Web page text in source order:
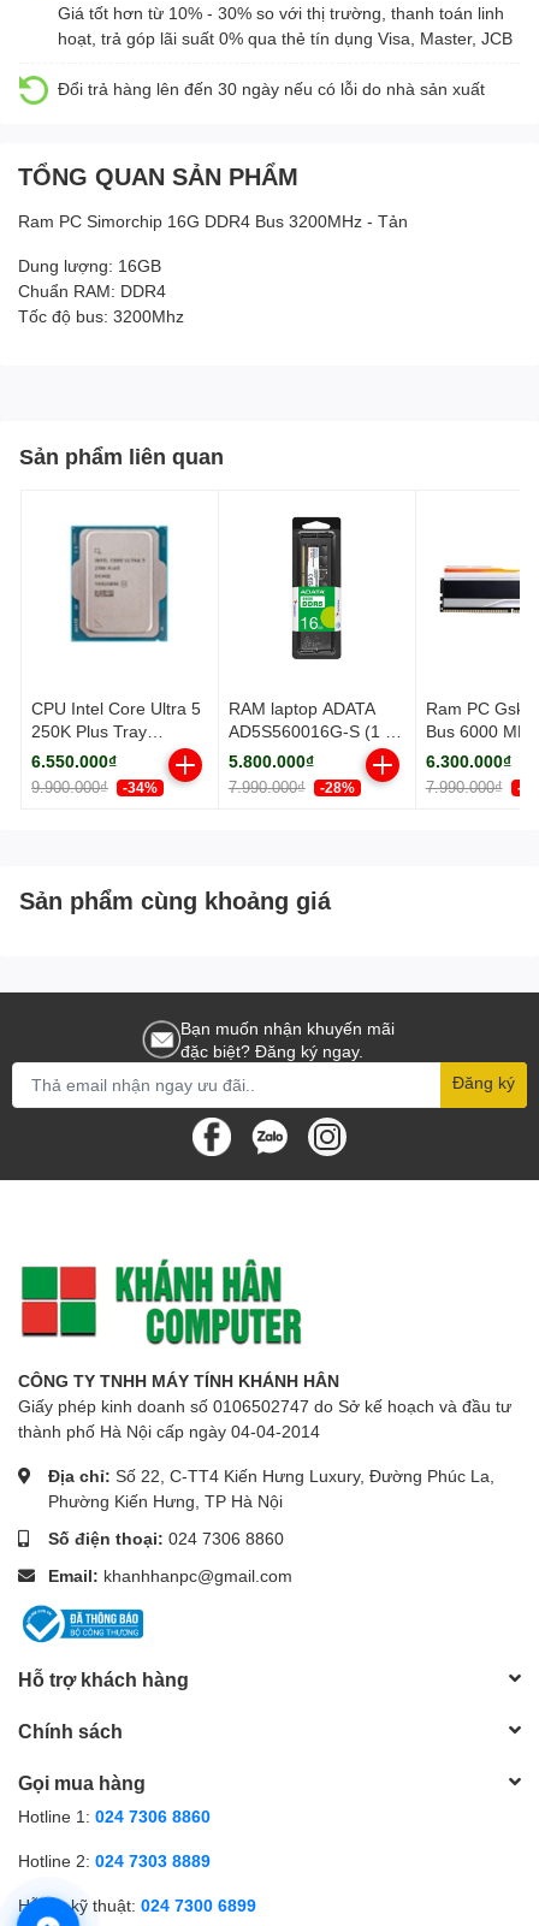
Giá tốt hơn từ 10% - 30% so với thị trường, thanh toán linh
hoạt, trả góp lãi suất 0% qua thẻ tín dụng Visa, Master, JCB
Đổi trả hàng lên đến 30 ngày nếu có lỗi do nhà sản xuất
TỔNG QUAN SẢN PHẨM
Ram PC Simorchip 16G DDR4 Bus 3200MHz - Tản
Dung lượng: 16GB
Chuẩn RAM: DDR4
Tốc độ bus: 3200Mhz
Sản phẩm liên quan
CPU Intel Core Ultra 5
250K Plus Tray
(Socket 1851/ Base
3.3Ghz/ Turbo
5.3GHz/ 18 Cores/ 18
6.550.000₫
9.900.000₫ -34%
RAM laptop ADATA
AD5S560016G-S (1 x
16GB) DDR5
5600MHz
5.800.000₫
7.990.000₫ -28%
Ram PC
Bus 6000
(F5-
TZ5RW)
6.300.000₫
7.990.000₫ -
Sản phẩm cùng khoảng giá
Bạn muốn nhận khuyến mãi
đặc biệt? Đăng ký ngay.
Đăng ký
CÔNG TY TNHH MÁY TÍNH KHÁNH HÂN
Giấy phép kinh doanh số 0106502747 do Sở kế hoạch và đầu tư
thành phố Hà Nội cấp ngày 04-04-2014
Địa chỉ: Số 22, C-TT4 Kiến Hưng Luxury, Đường Phúc La,
Phường Kiến Hưng, TP Hà Nội
Số điện thoại: 024 7306 8860
Email: khanhhanpc@gmail.com
Hỗ trợ khách hàng
Chính sách
Gọi mua hàng
Hotline 1: 024 7306 8860
Hotline 2: 024 7303 8889
Hỗ trợ kỹ thuật: 024 7300 6899